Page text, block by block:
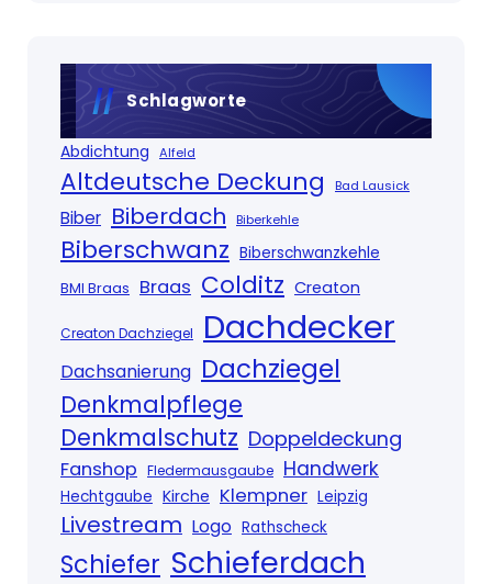
Schlagworte
Abdichtung Alfeld
Altdeutsche Deckung Bad Lausick
Biber Biberdach Biberkehle
Biberschwanz Biberschwanzkehle
BMI Braas Braas Colditz Creaton
Creaton Dachziegel Dachdecker
Dachsanierung Dachziegel
Denkmalpflege
Denkmalschutz Doppeldeckung
Fanshop Fledermausgaube Handwerk
Hechtgaube Kirche Klempner Leipzig
Livestream Logo Rathscheck
Schiefer Schieferdach